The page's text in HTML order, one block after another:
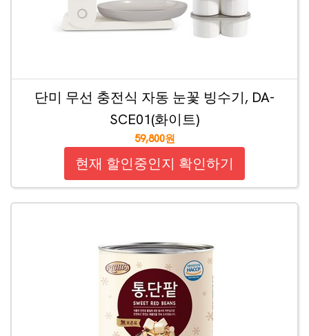
단미 무선 충전식 자동 눈꽃 빙수기, DA-
SCE01(화이트)
59,800원
현재 할인중인지 확인하기